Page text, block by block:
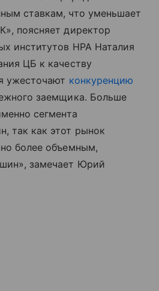
ставкам, что уменьшает
поясняет директор
институтов НРА Наталия
ЦБ к качеству
ужесточают конкуренцию
заемщика. Больше
сегмента
так как этот рынок
более объемным,
замечает Юрий